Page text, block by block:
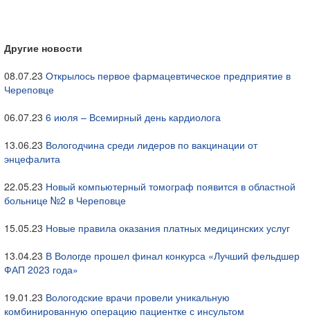
Другие новости
08.07.23 Открылось первое фармацевтическое предприятие в
Череповце
06.07.23 6 июля – Всемирный день кардиолога
13.06.23 Вологодчина среди лидеров по вакцинации от
энцефалита
22.05.23 Новый компьютерный томограф появится в областной
больнице №2 в Череповце
15.05.23 Новые правила оказания платных медицинских услуг
13.04.23 В Вологде прошел финал конкурса «Лучший фельдшер
ФАП 2023 года»
19.01.23 Вологодские врачи провели уникальную
комбинированную операцию пациентке с инсультом